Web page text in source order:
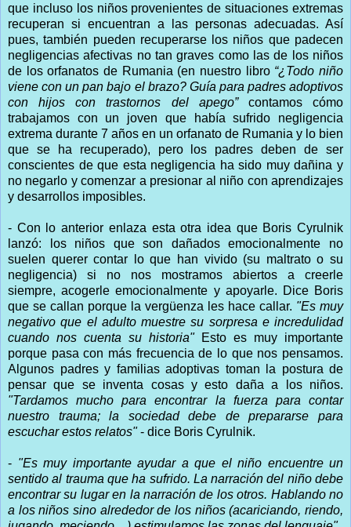
que incluso los niños provenientes de situaciones extremas
recuperan si encuentran a las personas adecuadas. Así
pues, también pueden recuperarse los niños que padecen
negligencias afectivas no tan graves como las de los niños
de los orfanatos de Rumania (en nuestro libro “¿Todo niño
viene con un pan bajo el brazo? Guía para padres adoptivos
con hijos con trastornos del apego” contamos cómo
trabajamos con un joven que había sufrido negligencia
extrema durante 7 años en un orfanato de Rumania y lo bien
que se ha recuperado), pero los padres deben de ser
conscientes de que esta negligencia ha sido muy dañina y
no negarlo y comenzar a presionar al niño con aprendizajes
y desarrollos imposibles.
- Con lo anterior enlaza esta otra idea que Boris Cyrulnik
lanzó: los niños que son dañados emocionalmente no
suelen querer contar lo que han vivido (su maltrato o su
negligencia) si no nos mostramos abiertos a creerle
siempre, acogerle emocionalmente y apoyarle. Dice Boris
que se callan porque la vergüenza les hace callar. "Es muy
negativo que el adulto muestre su sorpresa e incredulidad
cuando nos cuenta su historia"Esto es muy importante
porque pasa con más frecuencia de lo que nos pensamos.
Algunos padres y familias adoptivas toman la postura de
pensar que se inventa cosas y esto daña a los niños.
"Tardamos mucho para encontrar la fuerza para contar
nuestro trauma; la sociedad debe de prepararse para
escuchar estos relatos"- dice Boris Cyrulnik.
- "Es muy importante ayudar a que el niño encuentre un
sentido al trauma que ha sufrido. La narración del niño debe
encontrar su lugar en la narración de los otros. Hablando no
a los niños sino alrededor de los niños (acariciando, riendo,